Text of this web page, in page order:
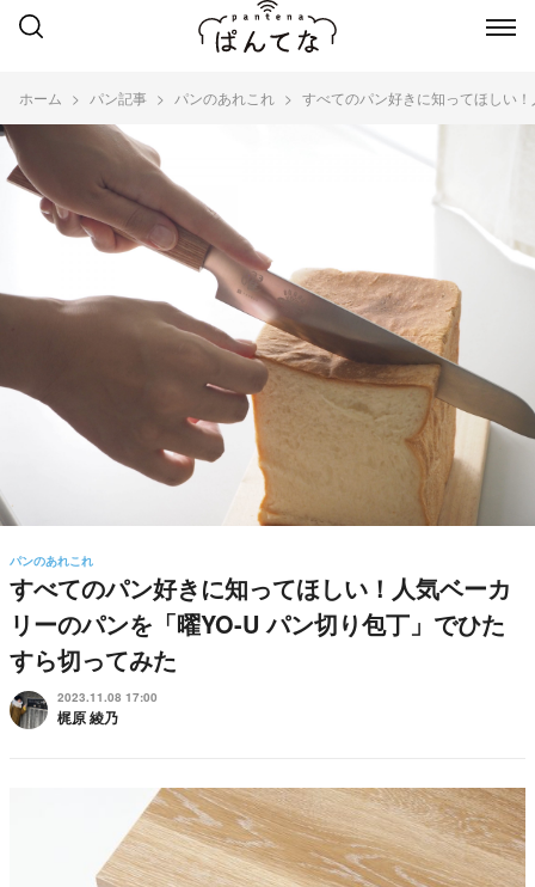
ホーム パン記事 パンのあれこれ すべてのパン好きに知ってほしい
パンのあれこれ
すべてのパン好きに知ってほしい！人気ベーカ
リーのパンを「曜YO-U パン切り包丁」でひた
すら切ってみた
2023.11.08 17:00
梶原 綾乃